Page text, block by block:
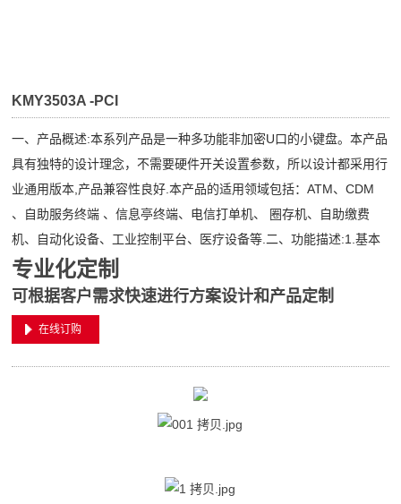
KMY3503A -PCI
一、产品概述:本系列产品是一种多功能非加密U口的小键盘。本产品
具有独特的设计理念，不需要硬件开关设置参数，所以设计都采用行
业通用版本,产品兼容性良好.本产品的适用领域包括：ATM、CDM
、自助服务终端 、信息亭终端、电信打单机、 圈存机、自助缴费
机、自动化设备、工业控制平台、医疗设备等.二、功能描述:1.基本
专业化定制
可根据客户需求快速进行方案设计和产品定制
在线订购